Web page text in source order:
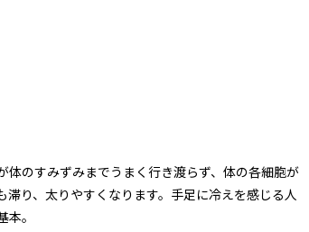
のすみずみまでうまく行き渡らず、体の各細胞が
り、太りやすくなります。手足に冷えを感じる人
。